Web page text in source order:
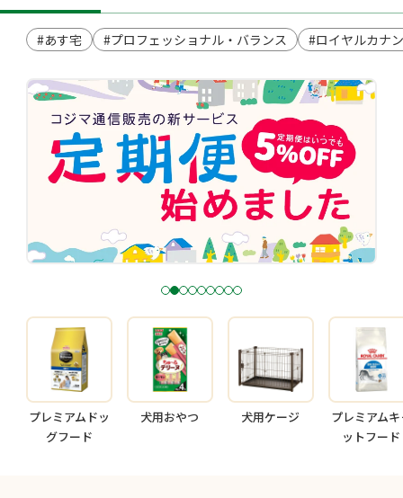
#あす宅 #プロフェッショナル・バランス #ロイヤルカナン
123456789
プレミアムドッ
グフード
犬用おやつ 犬用ケージ
プレミアム
ットフード